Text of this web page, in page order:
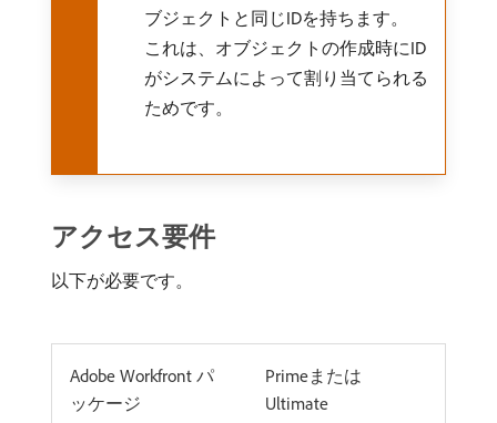
ブジェクトと同じIDを持ちます。
これは、オブジェクトの作成時にID
がシステムによって割り当てられる
ためです。
アクセス要件
以下が必要です。
Adobe Workfront パ
ッケージ
Primeまたは
Ultimate